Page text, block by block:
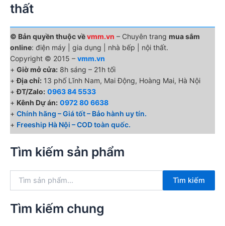
thất
© Bản quyền thuộc vềvmm.vn – Chuyên trang mua sắm
online: điện máy | gia dụng | nhà bếp | nội thất.
Copyright © 2015 – vmm.vn
+ Giờ mở cửa: 8h sáng – 21h tối
+Địa chỉ: 13 phố Lĩnh Nam, Mai Động, Hoàng Mai, Hà Nội
+ĐT/Zalo: 0963 84 5533
+ Kênh Dự án: 0972 80 6638
+ Chính hãng – Giá tốt – Bảo hành uy tín.
+ Freeship Hà Nội – COD toàn quốc.
Tìm kiếm sản phẩm
k
Tìm kiếm
Tìm kiếm chung